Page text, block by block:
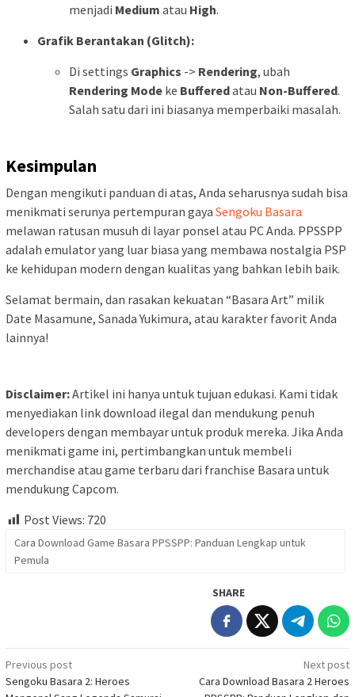
menjadi Medium atau High.
Grafik Berantakan (Glitch):
Di settings Graphics -> Rendering, ubah
Rendering Mode ke Bufferedatau Non-Buffered.
Salah satu dari ini biasanya memperbaiki masalah.
Kesimpulan
Dengan mengikuti panduan di atas, Anda seharusnya sudah bisa
menikmati serunya pertempuran gaya Sengoku Basara
melawan ratusan musuh di layar ponsel atau PC Anda. PPSSPP
adalah emulator yang luar biasa yang membawa nostalgia PSP
ke kehidupan modern dengan kualitas yang bahkan lebih baik.
Selamat bermain, dan rasakan kekuatan “Basara Art” milik
Date Masamune, Sanada Yukimura, atau karakter favorit Anda
lainnya!
Disclaimer:Artikel ini hanya untuk tujuan edukasi. Kami tidak
menyediakan link download ilegal dan mendukung penuh
developers dengan membayar untuk produk mereka. Jika Anda
menikmati game ini, pertimbangkan untuk membeli
merchandise atau game terbaru dari franchise Basara untuk
mendukung Capcom.
Post Views: 720
Cara Download Game Basara PPSSPP: Panduan Lengkap untuk
Pemula
SHARE
Post
navigation
Previous post
Sengoku Basara 2: Heroes
Next post
Cara Download Basara 2 Heroes